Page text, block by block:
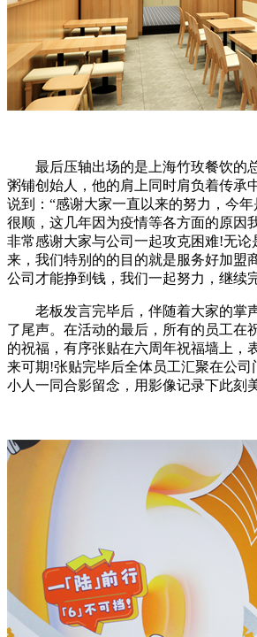
最后压轴出场的是上海竹玫餐饮的
粥铺创始人，他的肩上同时肩负着传承
说到：“感谢大家一直以来的努力，今
很顺，这几年因为疫情等各方面的原因
非常感谢大家与公司一起攻克困难!无论
来，我们特别的的目的就是服务好加盟
公司才能挣到钱，我们一起努力，继续
老板发言完毕后，伴随着大家的掌
了尾声。在活动的最后，所有的员工在
的祝福，有序张贴在六周年祝福墙上，
来可期!张贴完毕后全体员工汇聚在公司
小人一同合影留念，用影像记录下此刻